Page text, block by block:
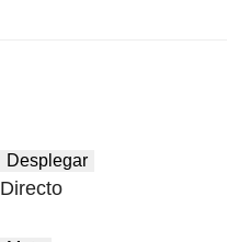
Desplegar
Directo